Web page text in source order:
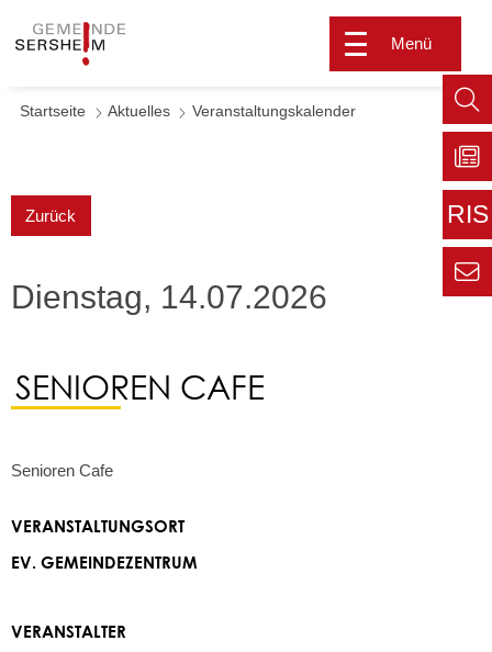
Menü
Startseite Aktuelles Veranstaltungskalender
Zurück
Dienstag, 14.07.2026
SENIOREN CAFE
Senioren Cafe
VERANSTALTUNGSORT
EV. GEMEINDEZENTRUM
VERANSTALTER
Zu
RIS
Zur
Seite